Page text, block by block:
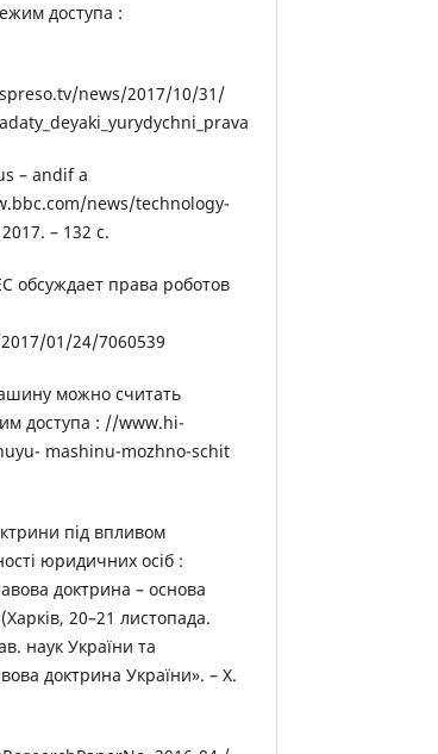
доступа :
news/2017/10/31/
– andif a
news/technology-
– 132 с.
обсуждает права роботов
01/24/7060539
можно считать
доступа : //www.hi-
mashinu-mozhno-schit
під впливом
юридичних осіб :
доктрина – основа
20–21 листопада.
наук України та
доктрина України». – Х.